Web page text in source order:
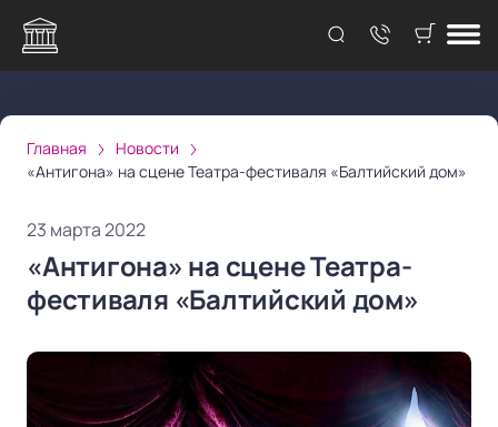
Главная
Новости
«Антигона» на сцене Театра-фестиваля «Балтийский дом»
23 марта 2022
«Антигона» на сцене Театра-
фестиваля «Балтийский дом»